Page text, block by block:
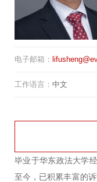
电子邮箱：
工作语言： 中文
毕业于华东政法大学
至今，已积累丰富的